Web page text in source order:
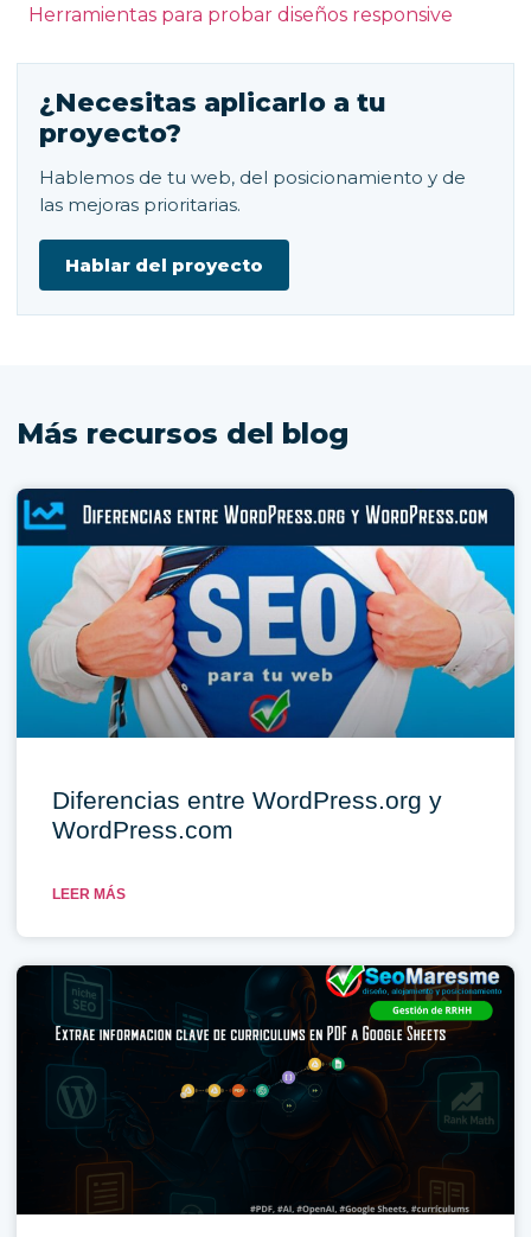
Herramientas para probar diseños responsive
¿Necesitas aplicarlo a tu
proyecto?
Hablemos de tu web, del posicionamiento y de
las mejoras prioritarias.
Hablar del proyecto
Más recursos del blog
Diferencias entre WordPress.org y
WordPress.com
LEER MÁS